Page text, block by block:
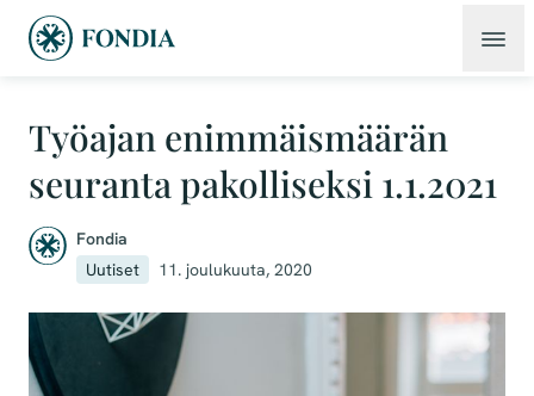
Työajan enimmäismäärän
seuranta pakolliseksi 1.1.2021
Fondia
Uutiset
11. joulukuuta, 2020